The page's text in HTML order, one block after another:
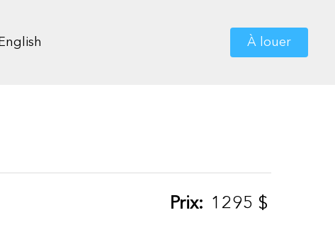
English À louer
Prix: 1295 $